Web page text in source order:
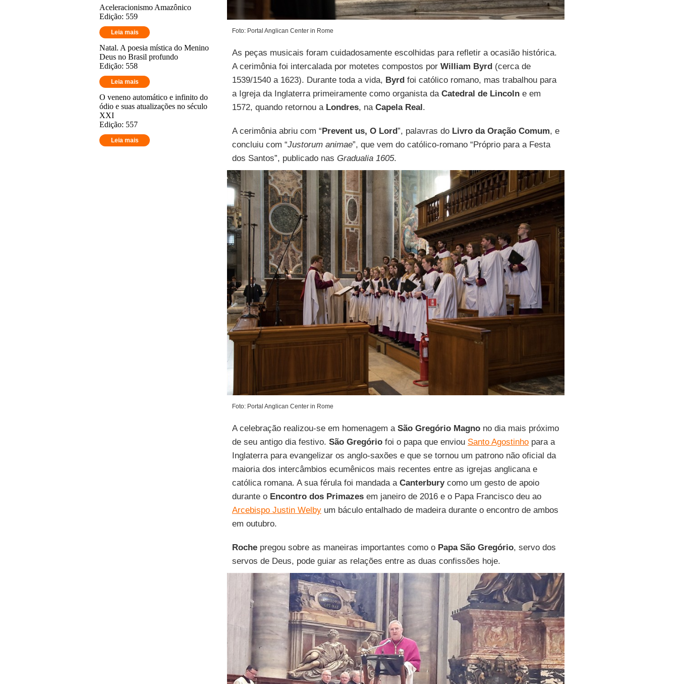
Aceleracionismo Amazônico
Edição: 559
Leia mais
Natal. A poesia mística do Menino
Deus no Brasil profundo
Edição: 558
Leia mais
O veneno automático e infinito do
ódio e suas atualizações no século
XXI
Edição: 557
Leia mais
Foto: Portal Anglican Center in Rome
As peças musicais foram cuidadosamente escolhidas para refletir a ocasião histórica.
A cerimônia foi intercalada por motetes compostos por William Byrd(cerca de
1539/1540 a 1623). Durante toda a vida, Byrdfoi católico romano, mas trabalhou para
a Igreja da Inglaterra primeiramente como organista da Catedral de Lincolne em
1572, quando retornou a Londres, na Capela Real.
A cerimônia abriu com “Prevent us, O Lord”, palavras do Livro da Oração Comum, e
concluiu com “Justorum animae”, que vem do católico-romano “Próprio para a Festa
dos Santos”, publicado nas Gradualia 1605.
Foto: Portal Anglican Center in Rome
A celebração realizou-se em homenagem a São Gregório Magnono dia mais próximo
de seu antigo dia festivo. São Gregóriofoi o papa que enviou Santo Agostinhopara a
Inglaterra para evangelizar os anglo-saxões e que se tornou um patrono não oficial da
maioria dos intercâmbios ecumênicos mais recentes entre as igrejas anglicana e
católica romana. A sua férula foi mandada a Canterburycomo um gesto de apoio
durante o Encontro dos Primazesem janeiro de 2016 e o Papa Francisco deu ao
Arcebispo Justin Welbyum báculo entalhado de madeira durante o encontro de ambos
em outubro.
Rochepregou sobre as maneiras importantes como o Papa São Gregório, servo dos
servos de Deus, pode guiar as relações entre as duas confissões hoje.